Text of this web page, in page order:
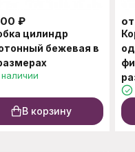
₽
цилиндр
бежевая в
В корзину